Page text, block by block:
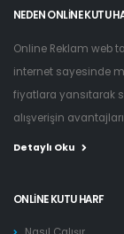
NEDEN ONLINE KUTU
Online Reklam web
internet sayesinde
fiyatlara yansıtarak
alışverişin
Detaylı Oku
ONLINE KUTU HARF